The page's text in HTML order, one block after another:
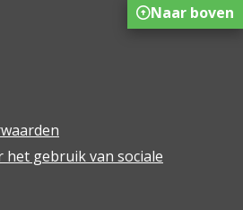
het gebruik van sociale
Naar boven